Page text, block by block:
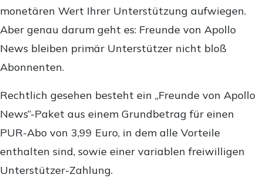
monetären Wert Ihrer Unterstützung aufwiegen.
Aber genau darum geht es: Freunde von Apollo
News bleiben primär Unterstützer nicht bloß
Abonnenten.
Rechtlich gesehen besteht ein „Freunde von Apollo
News“-Paket aus einem Grundbetrag für einen
PUR-Abo von 3,99 Euro, in dem alle Vorteile
enthalten sind, sowie einer variablen freiwilligen
Unterstützer-Zahlung.